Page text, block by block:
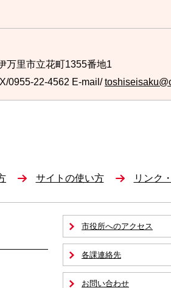
万里市立花町1355番地1
0955-22-4562 E-mail/
サイトの使い方 リンク
市役所へのアクセス
各課連絡先
お問い合わせ